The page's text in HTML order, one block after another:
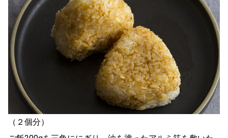
（２個分）